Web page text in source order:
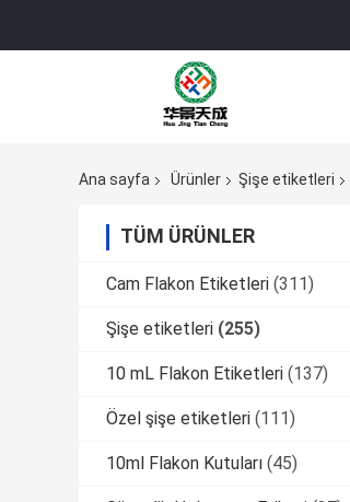
Ana sayfa Ürünler Şişe etiketleri
TÜM ÜRÜNLER
Cam Flakon Etiketleri (311)
Şişe etiketleri (255)
10 mL Flakon Etiketleri (137)
Özel şişe etiketleri (111)
10ml Flakon Kutuları (45)